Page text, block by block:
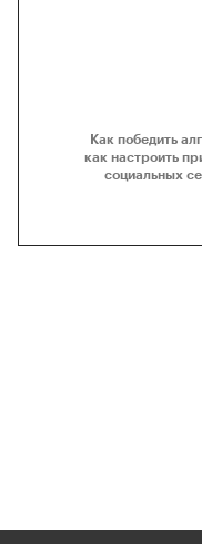
Как победить
как настроить
социальных